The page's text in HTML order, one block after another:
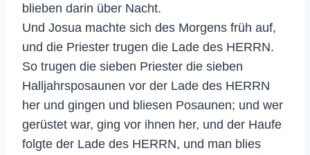
blieben darin über Nacht.
Und Josua machte sich des Morgens früh auf,
und die Priester trugen die Lade des HERRN.
So trugen die sieben Priester die sieben
Halljahrsposaunen vor der Lade des HERRN
her und gingen und bliesen Posaunen; und wer
gerüstet war, ging vor ihnen her, und der Haufe
folgte der Lade des HERRN, und man blies